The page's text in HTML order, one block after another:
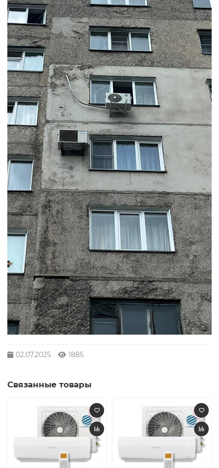
02.07.2025 1885
Связанные товары